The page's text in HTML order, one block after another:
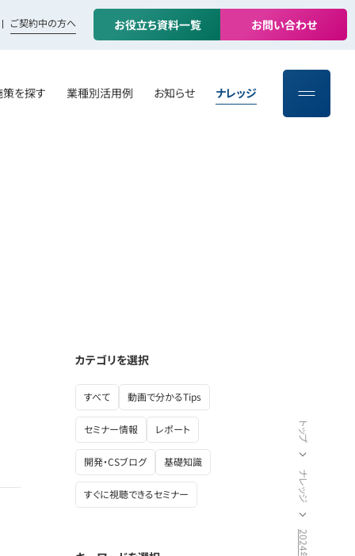
ご契約中の方へ お役立ち資料一覧 お問い合わせ
策を探す 業種別活用例 お知らせ ナレッジ
トップ
ナレッジ
カテゴリを選択
すべて 動画で分かるTips
セミナー情報 レポート
開発・CSブログ 基礎知識
すぐに視聴できるセミナー